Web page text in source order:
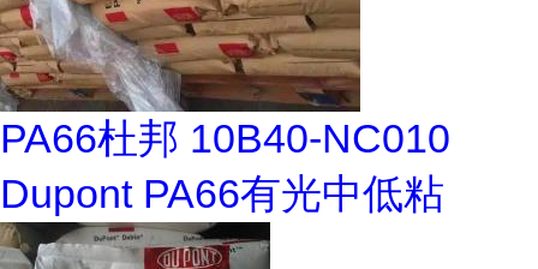
PA66杜邦 10B40-NC010
Dupont PA66有光中低粘